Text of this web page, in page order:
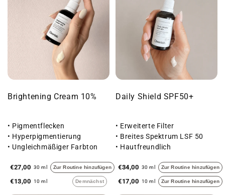
Brightening Cream 10%
• Pigmentflecken
• Hyperpigmentierung
• Ungleichmäßiger Farbton
€27,00 30 ml Zur Routine hinzufügen
€13,00 10 ml Demnächst
Daily Shield SPF50+
• Erweiterte Filter
• Breites Spektrum LSF 50
• Hautfreundlich
€34,00 30 ml Zur Routine hinzufügen
€17,00 10 ml Zur Routine hinzufügen